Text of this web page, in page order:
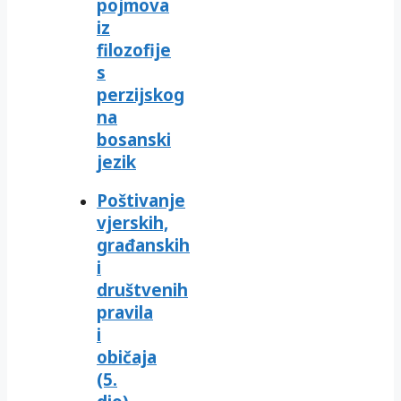
pojmova
iz
filozofije
s
perzijskog
na
bosanski
jezik
Poštivanje
vjerskih,
građanskih
i
društvenih
pravila
i
običaja
(5.